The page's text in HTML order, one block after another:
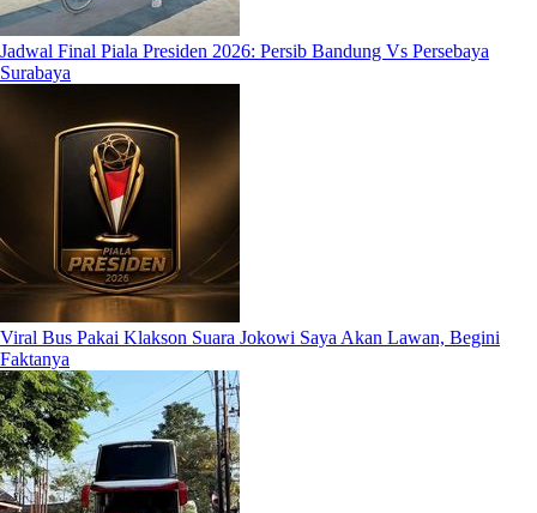
Jadwal Final Piala Presiden 2026: Persib Bandung Vs Persebaya
Surabaya
Viral Bus Pakai Klakson Suara Jokowi Saya Akan Lawan, Begini
Faktanya